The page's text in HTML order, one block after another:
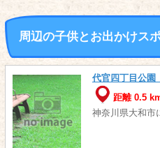
周辺の子供とお出かけス
代官四丁目公園
距離 0.5
神奈川県大和市